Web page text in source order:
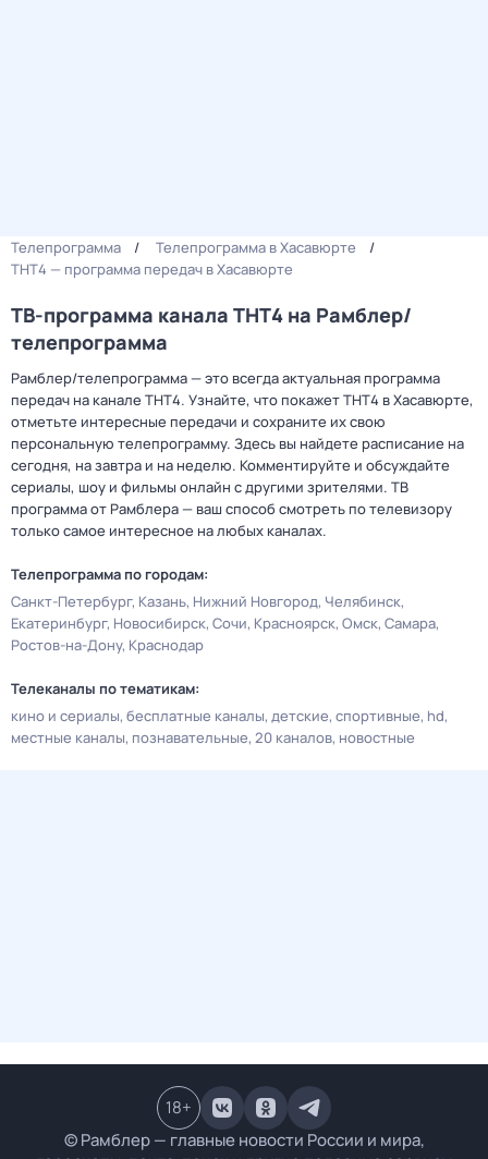
Телепрограмма
Телепрограмма в Хасавюрте
ТНТ4 — программа передач в Хасавюрте
ТВ-программа канала ТНТ4 на Рамблер/
телепрограмма
Рамблер/телепрограмма — это всегда актуальная программа
передач на канале ТНТ4. Узнайте, что покажет ТНТ4 в Хасавюрте,
отметьте интересные передачи и сохраните их свою
персональную телепрограмму. Здесь вы найдете расписание на
сегодня, на завтра и на неделю. Комментируйте и обсуждайте
сериалы, шоу и фильмы онлайн с другими зрителями. ТВ
программа от Рамблера — ваш способ смотреть по телевизору
только самое интересное на любых каналах.
Телепрограмма по городам:
Санкт-Петербург Казань Нижний Новгород Челябинск
Екатеринбург Новосибирск Сочи Красноярск Омск Самара
Ростов-на-Дону Краснодар
Телеканалы по тематикам:
кино и сериалы бесплатные каналы детские спортивные hd
местные каналы познавательные 20 каналов новостные
© Рамблер — главные новости России и мира,
18+